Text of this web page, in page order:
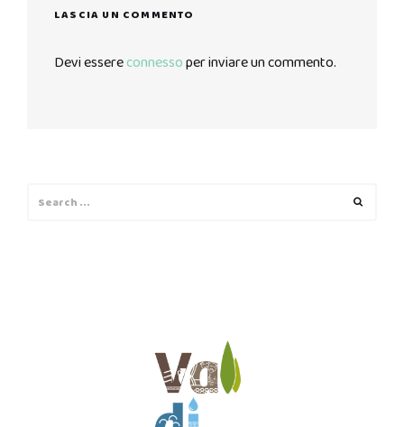
LASCIA UN COMMENTO
Devi essereconnessoper inviare un commento.
for: